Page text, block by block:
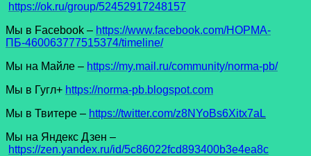
https://ok.ru/group/52452917248157
Мы в Facеbook – https://www.facebook.com/НОРМА-
ПБ-460063777515374/timeline/
Мы на Майле – https://my.mail.ru/community/norma-pb/
Мы в Гугл+ https://norma-pb.blogspot.com
Мы в Твитере – https://twitter.com/z8NYoBs6Xitx7aL
Мы на Яндекс Дзен –
https://zen.yandex.ru/id/5c86022fcd893400b3e4ea8c